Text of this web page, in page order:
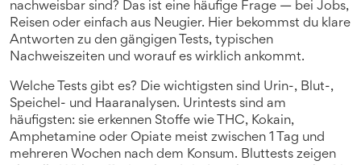
nachweisbar sind? Das ist eine häufige Frage — bei Jobs,
Reisen oder einfach aus Neugier. Hier bekommst du klare
Antworten zu den gängigen Tests, typischen
Nachweiszeiten und worauf es wirklich ankommt.
Welche Tests gibt es? Die wichtigsten sind Urin-, Blut-,
Speichel- und Haaranalysen. Urintests sind am
häufigsten: sie erkennen Stoffe wie THC, Kokain,
Amphetamine oder Opiate meist zwischen 1 Tag und
mehreren Wochen nach dem Konsum. Bluttests zeigen